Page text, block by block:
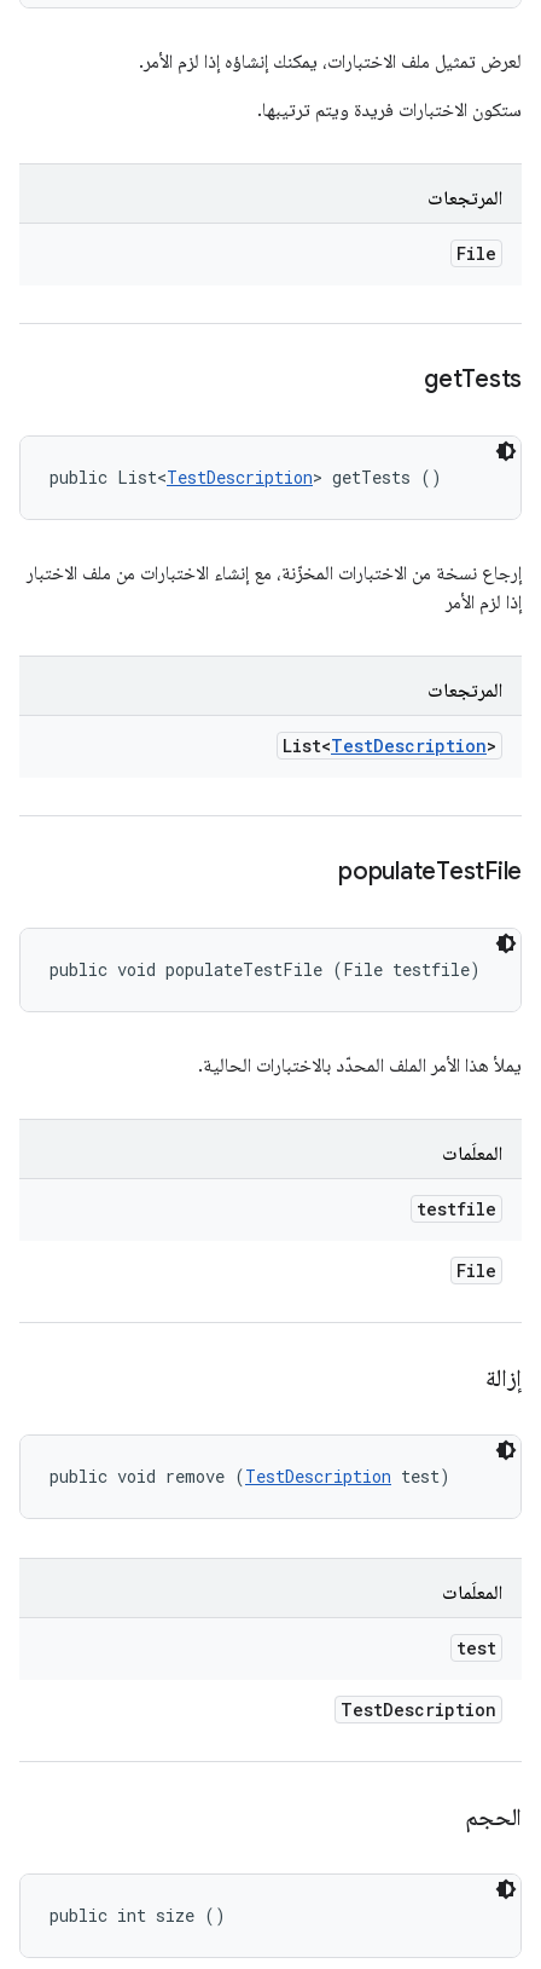
لعرض تمثيل ملف الاختبارات، يمكنك إنشاؤه إذا لزم الأمر.
ستكون الاختبارات فريدة ويتم ترتيبها.
المرتجعات
File
getTests
public List<TestDescription> getTests ()
إرجاع نسخة من الاختبارات المخزّنة، مع إنشاء الاختبارات من ملف الاختبار
إذا لزم الأمر
المرتجعات
List<TestDescription>
populateTestFile
public void populateTestFile (File testfile)
يملأ هذا الأمر الملف المحدّد بالاختبارات الحالية.
المعلَمات
testfile
File
إزالة
public void remove (TestDescription test)
المعلَمات
test
TestDescription
الحجم
public int size ()